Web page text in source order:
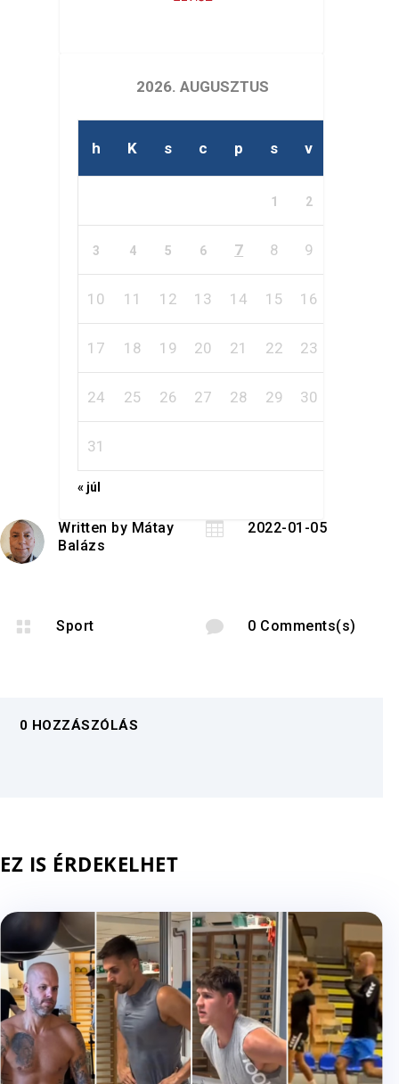
2026. AUGUSZTUS
h K s c p s v
1 2
3 4 5 6 7 8 9
10 11 12 13 14 15 16
17 18 19 20 21 22 23
24 25 26 27 28 29 30
31
« júl
Written by Mátay
Balázs
 2022-01-05
 Sport  0 Comments(s)
0 HOZZÁSZÓLÁS
EZ IS ÉRDEKELHET